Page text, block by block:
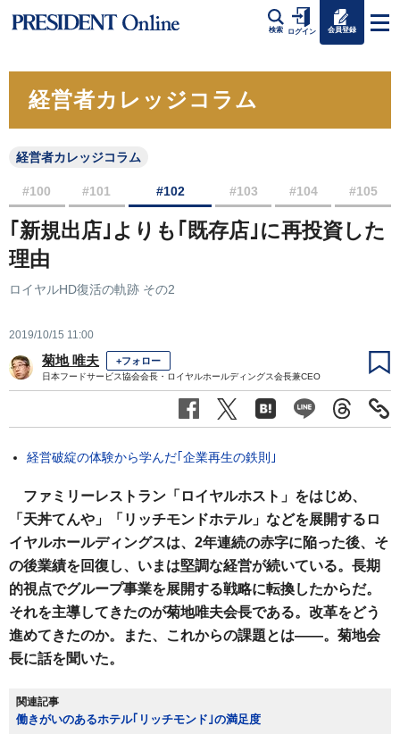
検索 ログイン 会員登録
経営者カレッジコラム
経営者カレッジコラム
#100 #101 #102 #103 #104 #105
｢新規出店｣よりも｢既存店｣に再投資した
理由
ロイヤルHD復活の軌跡 その2
2019/10/15 11:00
菊地 唯夫 +フォロー
日本フードサービス協会会長・ロイヤルホールディングス会長兼CEO
経営破綻の体験から学んだ｢企業再生の鉄則｣
ファミリーレストラン「ロイヤルホスト」をはじめ、
「天丼てんや」「リッチモンドホテル」などを展開するロ
イヤルホールディングスは、2年連続の赤字に陥った後、そ
の後業績を回復し、いまは堅調な経営が続いている。長期
的視点でグループ事業を展開する戦略に転換したからだ。
それを主導してきたのが菊地唯夫会長である。改革をどう
進めてきたのか。また、これからの課題とは——。菊地会
長に話を聞いた。
関連記事
働きがいのあるホテル｢リッチモンド｣の満足度